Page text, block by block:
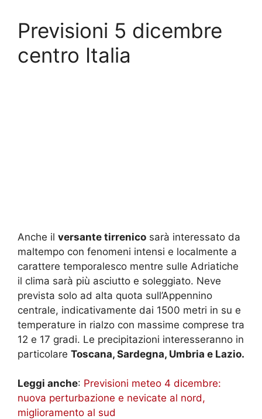
Previsioni 5 dicembre
centro Italia
Anche il versante tirrenico sarà interessato da
maltempo con fenomeni intensi e localmente a
carattere temporalesco mentre sulle Adriatiche
il clima sarà più asciutto e soleggiato. Neve
prevista solo ad alta quota sull’Appennino
centrale, indicativamente dai 1500 metri in su e
temperature in rialzo con massime comprese tra
12 e 17 gradi. Le precipitazioni interesseranno in
particolare Toscana, Sardegna, Umbria e Lazio.
Leggi anche: Previsioni meteo 4 dicembre:
nuova perturbazione e nevicate al nord,
miglioramento al sud